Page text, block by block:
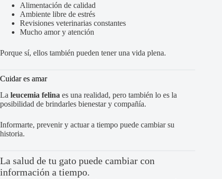
Alimentación de calidad
Ambiente libre de estrés
Revisiones veterinarias constantes
Mucho amor y atención
Porque sí, ellos también pueden tener una vida plena.
Cuidar es amar
La leucemia felina es una realidad, pero también lo es la
posibilidad de brindarles bienestar y compañía.
Informarte, prevenir y actuar a tiempo puede cambiar su
historia.
La salud de tu gato puede cambiar con
información a tiempo.